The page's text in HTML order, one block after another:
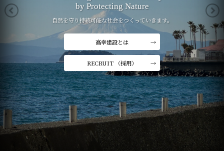
お客様の信頼(TRUST)を第一にする高幸グループでは、
共に究極の安全と技術に挑戦する仲間を募集しています。
高幸建設とは
RECRUIT （採用）
Sport Teams to Create Better Future
地域社会との絆を大切にし
共に発展する未来を築いていきます。
高幸建設とは
RECRUIT （採用）
by Protecting Nature
自然を守り持続可能な社会をつくっていきます。
高幸建設とは
RECRUIT （採用）